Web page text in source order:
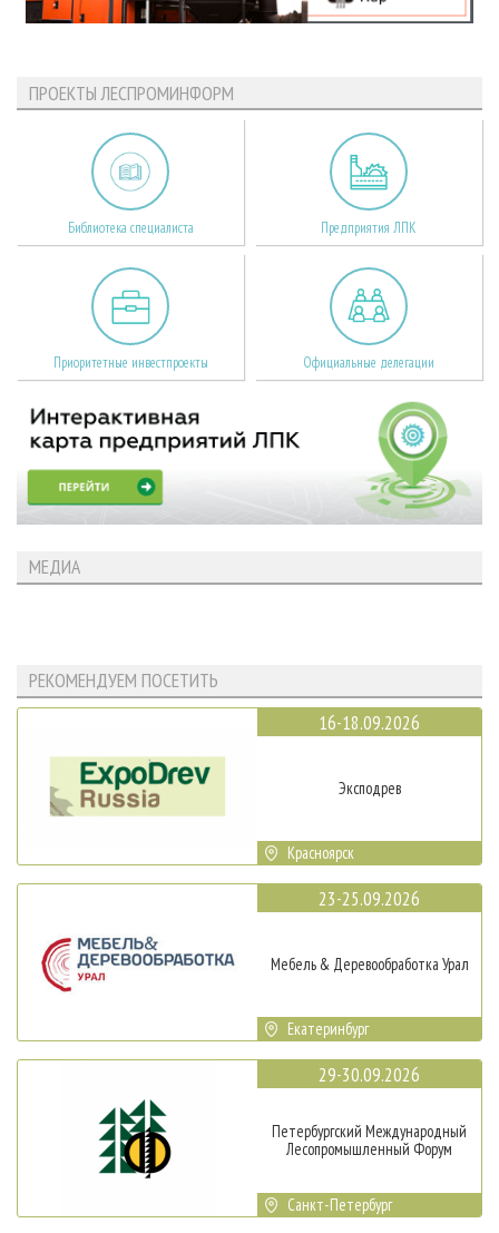
ПРОЕКТЫ ЛЕСПРОМИНФОРМ
Библиотека специалиста Предприятия ЛПК
Приоритетные инвестпроекты Официальные делегации
МЕДИА
РЕКОМЕНДУЕМ ПОСЕТИТЬ
16-18.09.2026
Эксподрев
Красноярск
23-25.09.2026
Мебель & Деревообработка Урал
Екатеринбург
29-30.09.2026
Петербургский Международный
Лесопромышленный Форум
Санкт-Петербург